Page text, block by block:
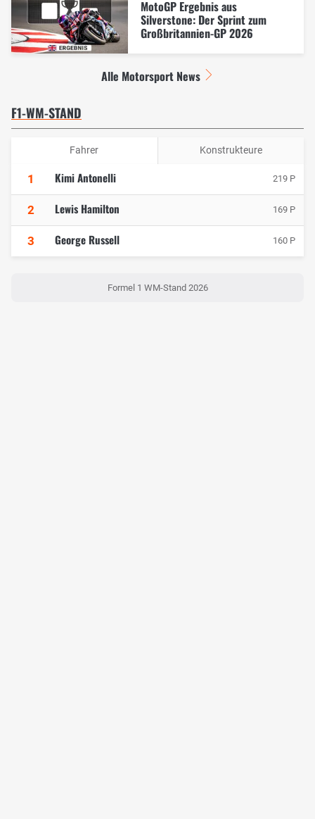
MotoGP Ergebnis aus
Silverstone: Der Sprint zum
Großbritannien-GP 2026
Alle Motorsport News
F1-WM-STAND
Fahrer Konstrukteure
1 Kimi Antonelli 219 P
2 Lewis Hamilton 169 P
3 George Russell 160 P
Formel 1 WM-Stand 2026